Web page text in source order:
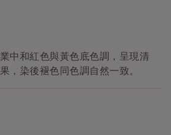
中和紅色與黃色底色調，呈現清
，染後褪色同色調自然一致。